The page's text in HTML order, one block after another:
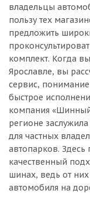
владельцы
пользу тех
предложить
комплект. Когда
Ярославле, вы
сервис,
быстрое
компания
регионе
для частных
автопарков.
качественный
шинах, ведь от
автомобиля на